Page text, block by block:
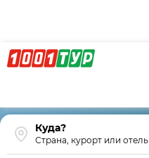
Страна, курорт или отель